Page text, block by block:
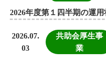
2026年度第１四半期の運用
2026.07.
03
共助会厚生事
業